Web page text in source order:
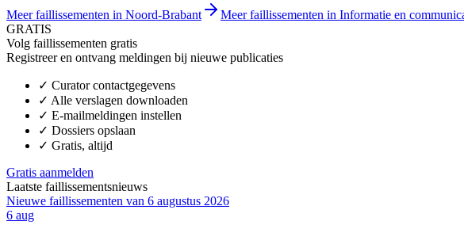
Meer faillissementen in Noord-Brabant
Meer faillissementen in Informatie en
GRATIS
Volg faillissementen gratis
Registreer en ontvang meldingen bij nieuwe publicaties
✓ Curator contactgegevens
✓ Alle verslagen downloaden
✓ E-mailmeldingen instellen
✓ Dossiers opslaan
✓ Gratis, altijd
Gratis aanmelden
Laatste faillissementsnieuws
Nieuwe faillissementen van 6 augustus 2026
6 aug